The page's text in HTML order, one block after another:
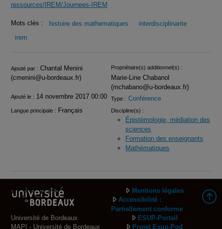
ressources/IREM/Journees-IREM
Mots clés : histoire des mathematiques
interdisciplinarite
irem
Infos
Ajouté par : Chantal Menini
(cmenini@u-bordeaux.fr)
Propriétaire(s) additionnel(s) :
Marie-Line Chabanol
(mchabano@u-bordeaux.fr)
Ajouté le : 14 novembre 2017 00:00 Type : Conférence
Langue principale : Français Discipline(s) :
Épistémologie, médiation des
sciences
Formation des enseignants
Mathématiques
Université de Bordeaux
MAPI - Université de Bordeaux
Mentions légales
Accessibilité :
Partiellement conforme
ESUP-Portail
Projet Esup-Pod